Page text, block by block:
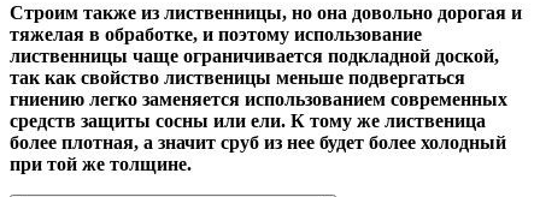
Строим также из лиственницы, но она довольно дорогая и
тяжелая в обработке, и поэтому использование
лиственницы чаще ограничивается подкладной доской,
так как свойство лиственицы меньше подвергаться
гниению легко заменяется использованием современных
средств защиты сосны или ели. К тому же лиственица
более плотная, а значит сруб из нее будет более холодный
при той же толщине.